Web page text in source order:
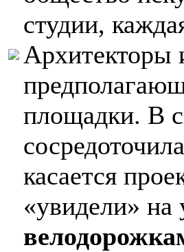
студии,
Архитекторы
площадки. В
касается
«увидели»